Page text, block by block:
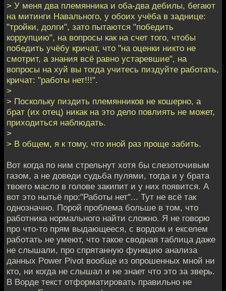
> У меня два племянника и оба-два дебилы, бегают
на митинги Навального, у обоих учёба в заднице:
"тройки, долги", зато пытаются "победить
коррупцию", на вопросы как на счет того, чтобы
победить учёбу кричат, что "на оценки никто не
смотрит, а знания всё равно устаревшие", на
вопросы на хуй вы тогда учитесь пиздуйте работать,
кричат: "работы нет!!!".
>
> Поскольку пиздить племянников не кошерно, а
брат (их отец) никак на это дело повлиять не может,
приходиться наблюдать.
>
> В общем, я к тому, что иной раз проще забить.
Вот когда по ним стрельнут хотя бы слезоточивым
газом, а не доведи судьба пулями, тогда и у брата
твоего масло в голове закипит и у них появится. А
вот это нытьё про:"Работы нет"... Тут не всё так
однозначно. Порой проблема больше в том, что
работника нормального найти сложно. Я не говорю
про что-то прям выдающееся, с вордом и екселем
работать не умеют, что такое сводная таблица даже
не слышали, про спрятанную функцию анализа
данных Power Pivot вообще из опрошенных мной ни
кто, ни когда не слышал и не знает что это за зверь.
В Ворде текст отформатировать правильно не